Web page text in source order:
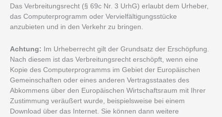
Das Verbreitungsrecht (§ 69c Nr. 3 UrhG) erlaubt dem Urheber,
das Computerprogramm oder Vervielfältigungsstücke
anzubieten und in den Verkehr zu bringen.
Achtung: Im Urheberrecht gilt der Grundsatz der Erschöpfung.
Nach diesem ist das Verbreitungsrecht erschöpft, wenn eine
Kopie des Computerprogramms im Gebiet der Europäischen
Gemeinschaften oder eines anderen Vertragsstaates des
Abkommens über den Europäischen Wirtschaftsraum mit Ihrer
Zustimmung veräußert wurde, beispielsweise bei einem
Download über das Internet. Sie können dann weitere